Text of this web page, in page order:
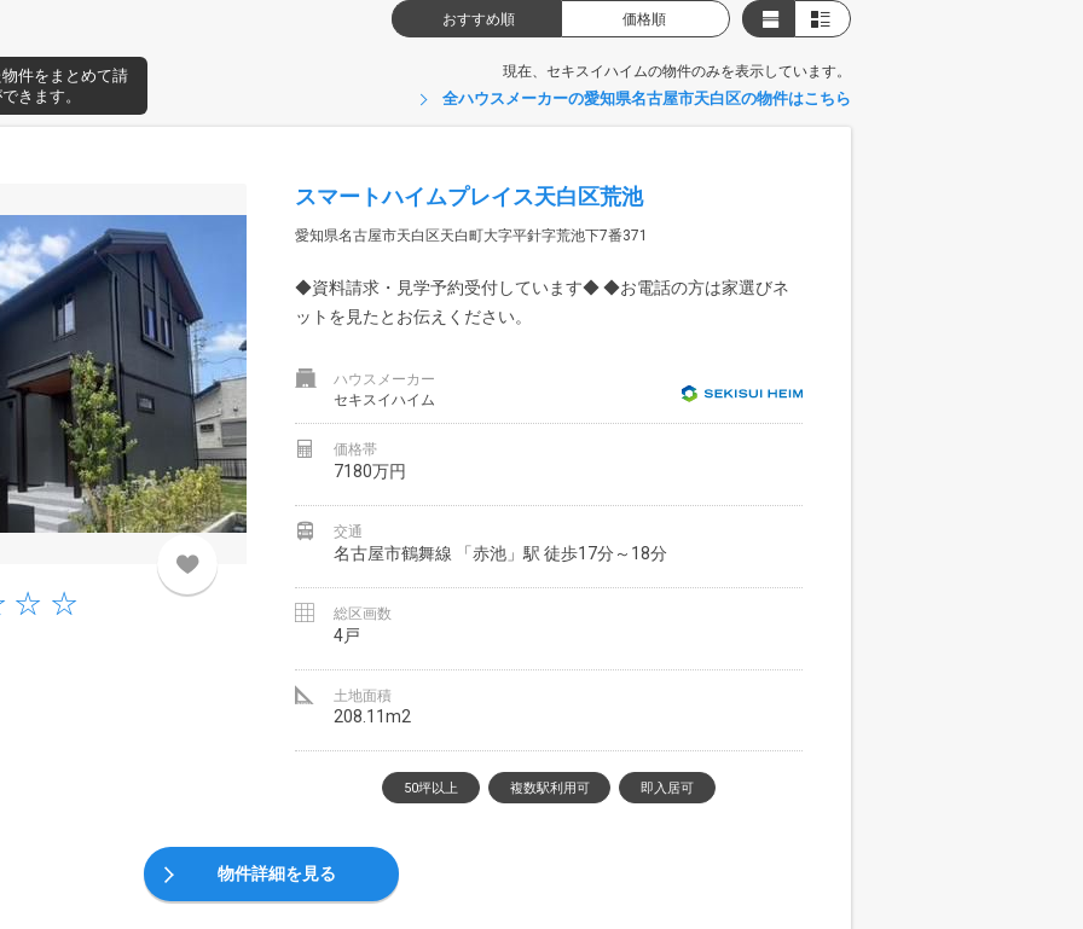
おすすめ順 価格順
件をまとめて請
きます。
現在、セキスイハイムの物件のみを表示しています。
全ハウスメーカーの愛知県名古屋市天白区の物件はこちら
スマートハイムプレイス天白区荒池
愛知県名古屋市天白区天白町大字平針字荒池下7番371
◆資料請求・見学予約受付しています◆ ◆お電話の方は家選びネ
ットを見たとお伝えください。
ハウスメーカー
セキスイハイム
価格帯
7180万円
交通
名古屋市鶴舞線 「赤池」駅 徒歩17分～18分
総区画数
4戸
土地面積
208.11m2
50坪以上 複数駅利用可 即入居可
物件詳細を見る